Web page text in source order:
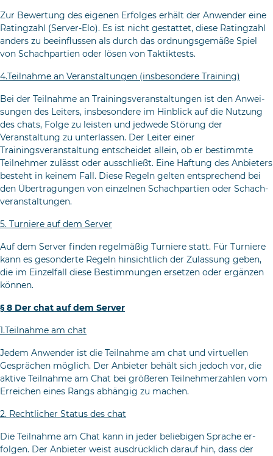
Zur Bewertung des eigenen Erfolges erhält der Anwender eine
Ratingzahl (Server-Elo). Es ist nicht gestattet, diese Rating­zahl
anders zu beeinflussen als durch das ordnungsgemäße Spiel
von Schachpartien oder lösen von Taktiktests.
4.Teilnahme an Veranstaltungen (insbesondere Training)
Bei der Teilnahme an Trainingsveranstaltungen ist den Anwei­
sungen des Leiters, insbesondere im Hinblick auf die Nutzung
des chats, Folge zu leisten und jedwede Störung der
Veranstaltung zu unterlassen. Der Leiter einer
Trainingsveranstaltung entscheidet allein, ob er bestimmte
Teilnehmer zulässt oder ausschließt. Eine Haftung des Anbieters
besteht in keinem Fall. Diese Regeln gelten ent­sprechend bei
den Übertragungen von einzelnen Schachpartien oder Schach­
veranstaltungen.
5. Turniere auf dem Server
Auf dem Server finden regelmäßig Turniere statt. Für Tur­niere
kann es gesonderte Regeln hinsichtlich der Zulassung geben,
die im Einzelfall diese Bestimmungen ersetzen oder er­gänzen
können.
§ 8 Der chat auf dem Server
1.Teilnahme am chat
Jedem Anwender ist die Teilnahme am chat und virtuellen
Gesprächen möglich. Der Anbieter behält sich jedoch vor, die
aktive Teilnahme am Chat bei größeren Teilnehmerzahlen vom
Erreichen eines Rangs abhängig zu machen.
2. Rechtlicher Status des chat
Die Teilnahme am Chat kann in jeder beliebigen Sprache er­
folgen. Der Anbieter weist ausdrücklich darauf hin, dass der